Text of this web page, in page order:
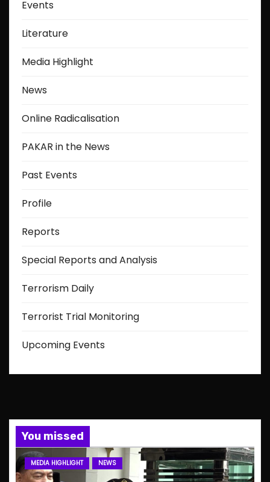
Events
Literature
Media Highlight
News
Online Radicalisation
PAKAR in the News
Past Events
Profile
Reports
Special Reports and Analysis
Terrorism Daily
Terrorist Trial Monitoring
Upcoming Events
You missed
MEDIA HIGHLIGHT NEWS